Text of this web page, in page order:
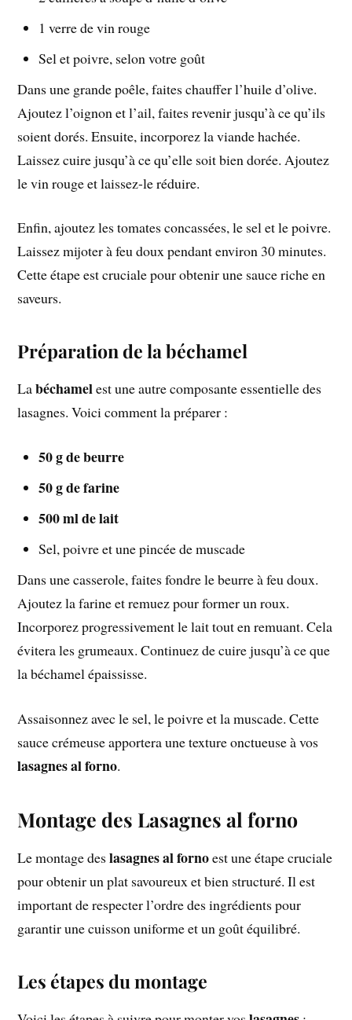
1 verre de vin rouge
Sel et poivre, selon votre goût
Dans une grande poêle, faites chauffer l’huile d’olive.
Ajoutez l’oignon et l’ail, faites revenir jusqu’à ce qu’ils
soient dorés. Ensuite, incorporez la viande hachée.
Laissez cuire jusqu’à ce qu’elle soit bien dorée. Ajoutez
le vin rouge et laissez-le réduire.
Enfin, ajoutez les tomates concassées, le sel et le poivre.
Laissez mijoter à feu doux pendant environ 30 minutes.
Cette étape est cruciale pour obtenir une sauce riche en
saveurs.
Préparation de la béchamel
Labéchamelest une autre composante essentielle des
lasagnes. Voici comment la préparer :
50 g de beurre
50 g de farine
500 ml de lait
Sel, poivre et une pincée de muscade
Dans une casserole, faites fondre le beurre à feu doux.
Ajoutez la farine et remuez pour former un roux.
Incorporez progressivement le lait tout en remuant. Cela
évitera les grumeaux. Continuez de cuire jusqu’à ce que
la béchamel épaississe.
Assaisonnez avec le sel, le poivre et la muscade. Cette
sauce crémeuse apportera une texture onctueuse à vos
lasagnes al forno.
Montage des Lasagnes al forno
Le montage deslasagnes al fornoest une étape cruciale
pour obtenir un plat savoureux et bien structuré. Il est
important de respecter l’ordre des ingrédients pour
garantir une cuisson uniforme et un goût équilibré.
Les étapes du montage